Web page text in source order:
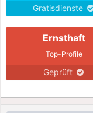
Gratisdienste
Ernsthaft
Top-Profile
Geprüft